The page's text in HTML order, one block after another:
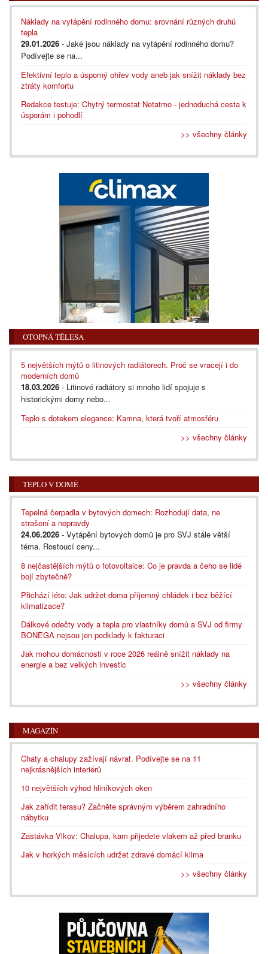
Náklady na vytápění rodinného domu: srovnání různých druhů
tepla
29.01.2026 - Jaké jsou náklady na vytápění rodinného domu?
Podívejte se na...
Efektivní teplo a úsporný ohřev vody aneb jak snížit náklady bez
ztráty komfortu
Redakce testuje: Chytrý termostat Netatmo - jednoduchá cesta k
úsporám i pohodlí
>> všechny články
OTOPNÁ TĚLESA
5 největších mýtů o litinových radiátorech. Proč se vracejí i do
moderních domů
18.03.2026 - Litinové radiátory si mnoho lidí spojuje s
historickými domy nebo...
Teplo s dotekem elegance: Kamna, která tvoří atmosféru
>> všechny články
TEPLO V DOMĚ
Tepelná čerpadla v bytových domech: Rozhodují data, ne
strašení a nepravdy
24.06.2026 - Vytápění bytových domů je pro SVJ stále větší
téma. Rostoucí ceny...
8 nejčastějších mýtů o fotovoltaice: Co je pravda a čeho se lidé
bojí zbytečně?
Přichází léto: Jak udržet doma příjemný chládek i bez běžící
klimatizace?
Dálkové odečty vody a tepla pro vlastníky domů a SVJ od firmy
BONEGA nejsou jen podklady k fakturaci
Jak mohou domácnosti v roce 2026 reálně snížit náklady na
energie a bez velkých investic
>> všechny články
MAGAZÍN
Chaty a chalupy zažívají návrat. Podívejte se na 11
nejkrásnějších interiérů
10 největších výhod hliníkových oken
Jak zařídit terasu? Začněte správným výběrem zahradního
nábytku
Zastávka Vlkov: Chalupa, kam přijedete vlakem až před branku
Jak v horkých měsících udržet zdravé domácí klima
>> všechny články